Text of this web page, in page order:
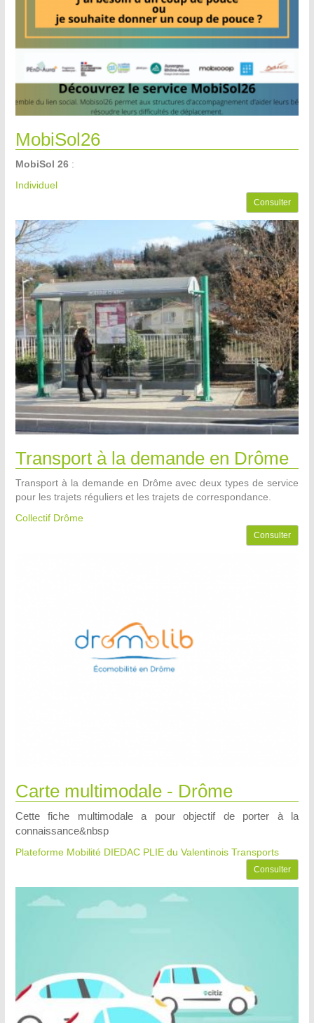
MobiSol26
MobiSol 26 :
Individuel
Consulter
Transport à la demande en Drôme
Transport à la demande en Drôme avec deux types de service
pour les trajets réguliers et les trajets de correspondance.
Collectif Drôme
Consulter
Carte multimodale - Drôme
Cette fiche multimodale a pour objectif de porter à la
connaissance&nbsp
Plateforme Mobilité DIEDAC PLIE du Valentinois Transports
Consulter